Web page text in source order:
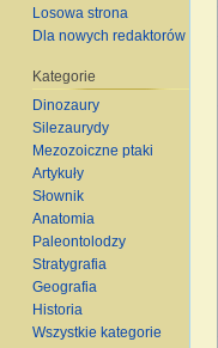
Losowa strona
Dla nowych redaktorów
Kategorie
Dinozaury
Silezaurydy
Mezozoiczne ptaki
Artykuły
Słownik
Anatomia
Paleontolodzy
Stratygrafia
Geografia
Historia
Wszystkie kategorie